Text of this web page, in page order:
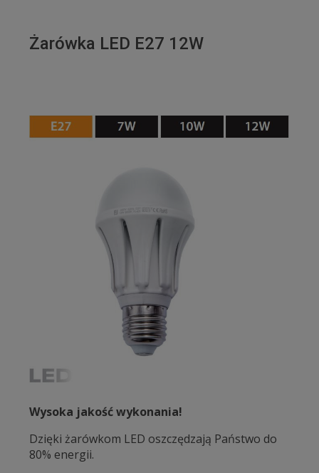
Żarówka LED E27 12W
Wysoka jakość wykonania!
Dzięki żarówkom LED oszczędzają Państwo do
80% energii.